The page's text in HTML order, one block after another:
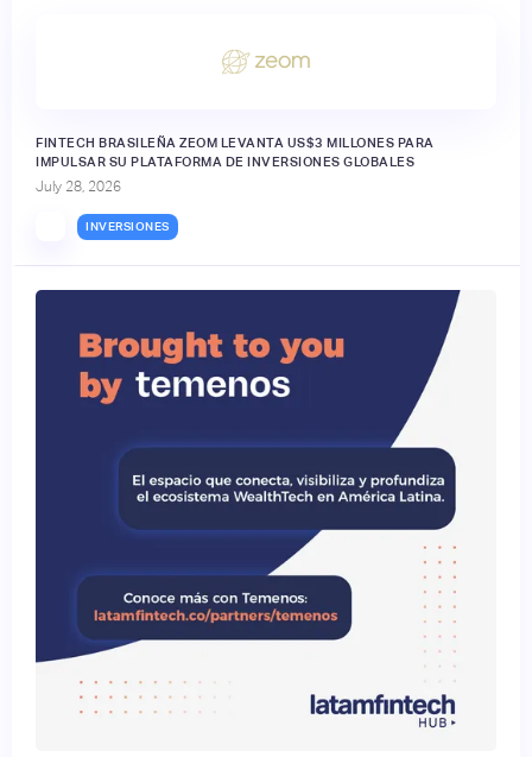
FINTECH BRASILEÑA ZEOM LEVANTA US$3 MILLONES PARA
IMPULSAR SU PLATAFORMA DE INVERSIONES GLOBALES
July 28, 2026
INVERSIONES